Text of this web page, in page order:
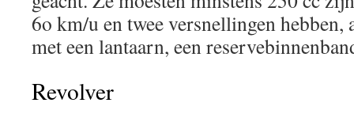
6o km/u en twee versnellingen
met een lantaarn, een
Revolver